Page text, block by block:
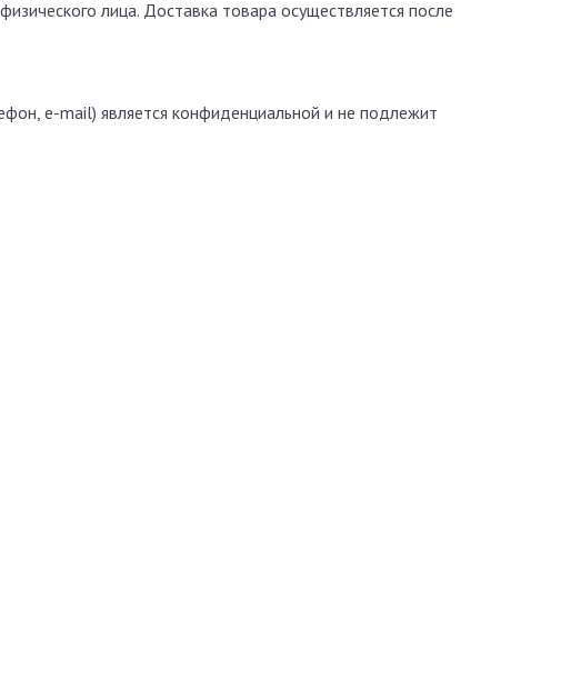
лица. Доставка товара осуществляется после
e-mail) является конфиденциальной и не подлежит